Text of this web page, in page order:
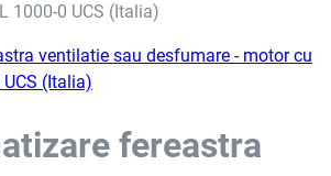
1000-0 UCS (Italia)
fereastra